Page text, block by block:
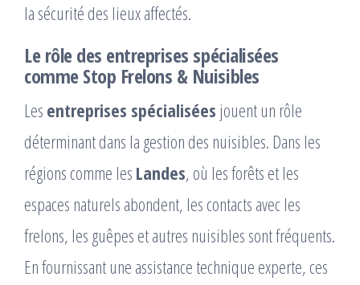
la sécurité des lieux affectés.
Le rôle des entreprises spécialisées
comme Stop Frelons & Nuisibles
Les entreprises spécialisées jouent un rôle
déterminant dans la gestion des nuisibles. Dans les
régions comme les Landes, où les forêts et les
espaces naturels abondent, les contacts avec les
frelons, les guêpes et autres nuisibles sont fréquents.
En fournissant une assistance technique experte, ces